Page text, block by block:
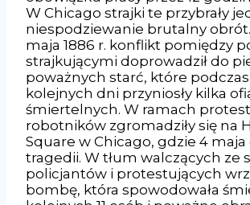
W Chicago strajki te przybrały
niespodziewanie brutalny obrót.
maja 1886 r. konflikt pomiędzy
strajkującymi doprowadził do
poważnych starć, które
kolejnych dni przyniosły kilka
śmiertelnych. W ramach
robotników zgromadziły się na
Square w Chicago, gdzie 4 maja
tragedii. W tłum walczących ze
policjantów i protestujących
bombę, która spowodowała